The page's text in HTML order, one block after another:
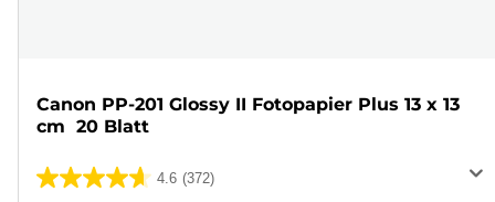
Canon PP-201 Glossy II Fotopapier Plus 13 x 13
cm  20 Blatt
4.6 (372)
4.6